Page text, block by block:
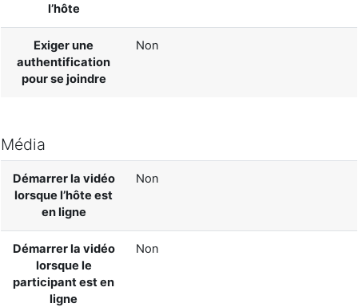
l’hôte
Exiger une
authentification
pour se joindre
Non
Média
Démarrer la vidéo
lorsque l’hôte est
en ligne
Non
Démarrer la vidéo
lorsque le
participant est en
ligne
Non